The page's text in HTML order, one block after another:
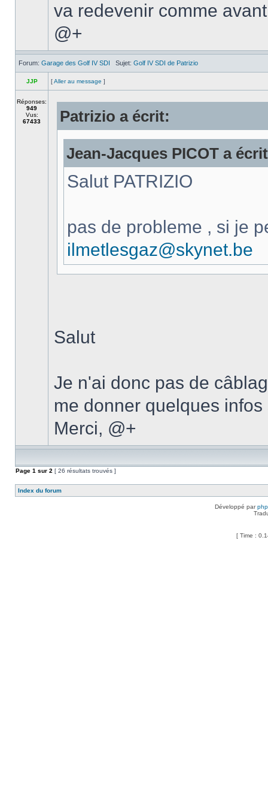
va redevenir comme avant
@+
Forum: Garage des Golf IV SDI Sujet: Golf IV SDI de Patrizio
JJP [Aller au message ]
Réponses:
949
Vus:
67433
Patrizio a écrit:
Jean-Jacques PICOT a
Salut PATRIZIO
pas de probleme , si je
ilmetlesgaz@skynet.be
Salut
Je n'ai donc pas de
me donner quelques
Merci, @+
Page 1 sur 2 [ 26 résultats trouvés ]
Index du forum
Développé par
[ Time :